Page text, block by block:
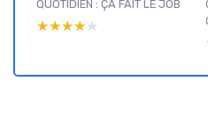
QUOTIDIEN : ÇA FAIT LE JOB
★★★★★
★★★★★